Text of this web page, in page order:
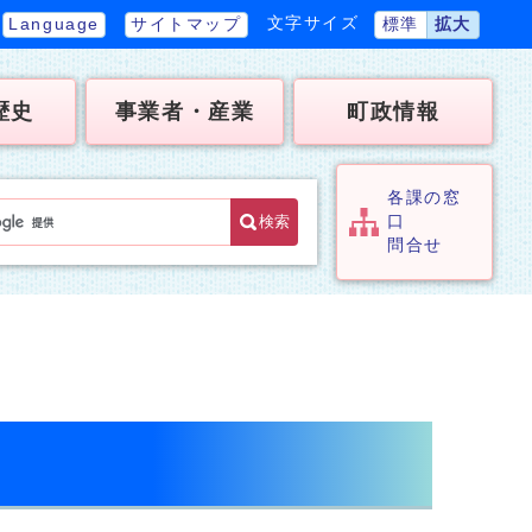
Language サイトマップ 文字サイズ 標準 拡大
史 事業者・産業 町政情報
検索
各課の窓
口
問合せ